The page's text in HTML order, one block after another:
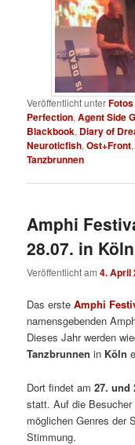
Veröffentlicht unter
Perfection,Agent Side
Blackbook, Diary of
Neuroticfish,Ost+Front,
Tanzbrunnen
Amphi
28.07. in Köln
Veröffentlicht am4. April
Das ersteAmphi
namensgebenden
Dieses Jahr werden
Tanzbrunnen in Köln
Dort findet am27. und
statt. Auf die
möglichen Genres der
Stimmung.